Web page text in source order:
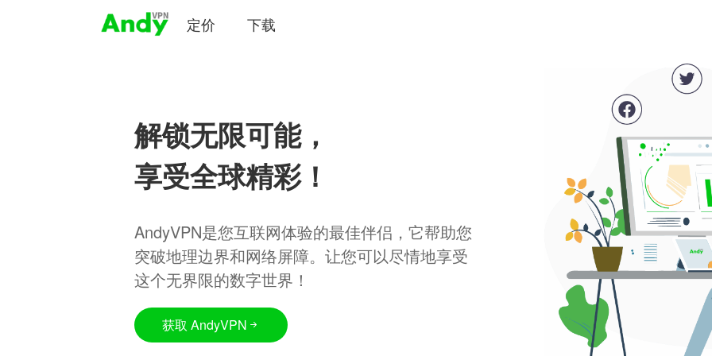
定价 下载
解锁无限可能，
享受全球精彩！
AndyVPN是您互联网体验的最佳伴侣，它帮助您
突破地理边界和网络屏障。让您可以尽情地享受
这个无界限的数字世界！
获取 AndyVPN